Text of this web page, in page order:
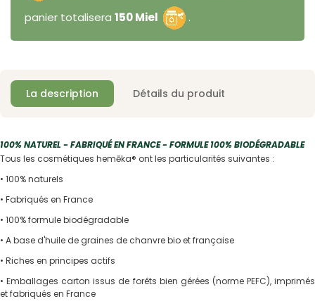
panier totalisera 150 Miel .
La description Détails du produit
100% NATUREL - FABRIQUÉ EN FRANCE - FORMULE 100% BIODÉGRADABLE
Tous les cosmétiques hemēka® ont les particularités suivantes :
• 100% naturels
• Fabriqués en France
• 100% formule biodégradable
• A base d'huile de graines de chanvre bio et française
• Riches en principes actifs
• Emballages carton issus de forêts bien gérées (norme PEFC), imprimés
et fabriqués en France